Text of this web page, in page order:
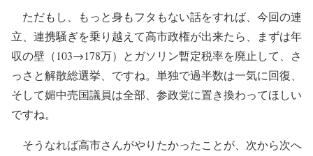
ただもし、もっと身もフタもない話をすれば、今回の連
立、連携騒ぎを乗り越えて高市政権が出来たら、まずは年
収の壁（103→178万）とガソリン暫定税率を廃止して、さ
っさと解散総選挙、ですね。単独で過半数は一気に回復、
そして媚中売国議員は全部、参政党に置き換わってほしい
ですね。
そうなれば高市さんがやりたかったことが、次から次へ